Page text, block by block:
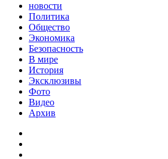
новости
Политика
Общество
Экономика
Безопасность
В мире
История
Эксклюзивы
Фото
Видео
Архив